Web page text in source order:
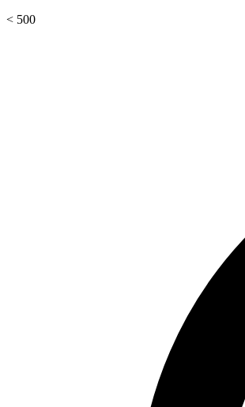
< 500